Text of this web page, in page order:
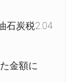
石炭税2.04
金額に